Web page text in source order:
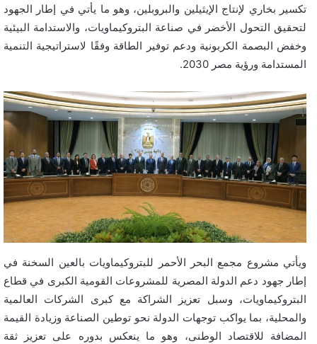
تكسير بخاري لإنتاج الإيثيلين والبروبلين، وهو ما يأتي في إطار الجهود
لتحقيق التحول الأخضر في صناعة البتروكيماويات، والاستدامة البيئية
وخفض البصمة الكربونية ودعم توفير الطاقة وفقًا لاستراتيجية التنمية
المستدامة ورؤية مصر 2030.
ويأتي مشروع مجمع البحر الأحمر للبتروكيماويات بالعين السخنة في
إطار جهود دعم الدولة المصرية للمشروعات القومية الكبرى في قطاع
البتروكيماويات، وسبل تعزيز الشراكة مع كبرى الشركات العالمية
والمحلية، بما يواكب توجهات الدولة نحو توطين الصناعة وزيادة القيمة
المضافة للاقتصاد الوطنى، وهو ما ينعكس بدوره على تعزيز ثقة